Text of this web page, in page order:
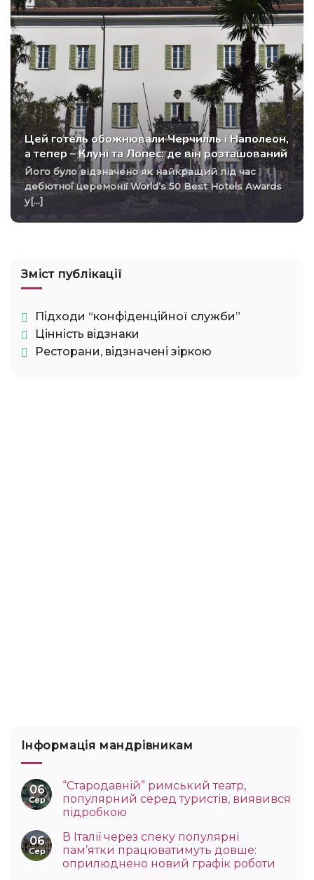
Цей готель обожнювали Черчилль і Наполеон,
а тепер – Клуні та Лопес: де він розташований
Його було відзначено як найкращий під час
дебютної церемонії World’s 50 Best Hotels Awards
у[...]
Зміст публікації
Підходи “конфіденційної служби”
Цінність відзнаки
Ресторани, відзначені зіркою
Інформація мандрівникам
06
Сер
“Стародавній” римський театр,
популярний серед туристів, виявився
підробкою
06
Сер
В Італії через спеку популярні
пам’ятки працюватимуть довше:
оприлюднено новий графік роботи